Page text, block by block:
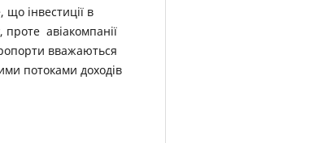
інвестиції в
проте авіакомпанії
вважаються
потоками доходів